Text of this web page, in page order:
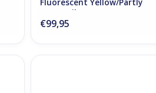
Fluorescent Yellow/Partly
Sunny Silver
€99,95